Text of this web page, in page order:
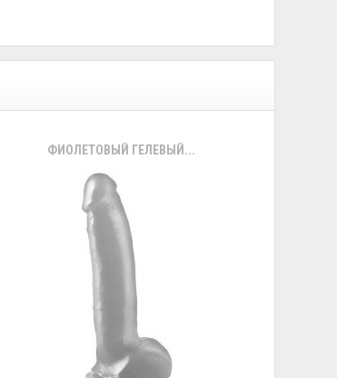
ФИОЛЕТОВЫЙ ГЕЛЕВЫЙ...